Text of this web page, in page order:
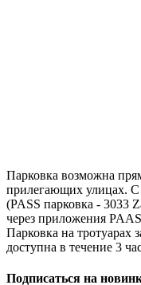
Парковка возможна
прилегающих улицах. С
(PASS парковка - 3033
через приложения
Парковка на тротуарах
доступна в течение 3
Подписаться на